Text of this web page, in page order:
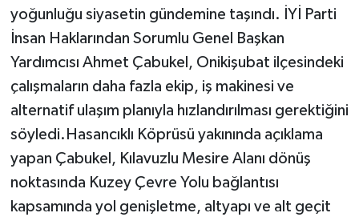
yoğunluğu siyasetin gündemine taşındı. İYİ Parti
İnsan Haklarından Sorumlu Genel Başkan
Yardımcısı Ahmet Çabukel, Onikişubat ilçesindeki
çalışmaların daha fazla ekip, iş makinesi ve
alternatif ulaşım planıyla hızlandırılması gerektiğini
söyledi.Hasancıklı Köprüsü yakınında açıklama
yapan Çabukel, Kılavuzlu Mesire Alanı dönüş
noktasında Kuzey Çevre Yolu bağlantısı
kapsamında yol genişletme, altyapı ve alt geçit
OTOMOTİV
TEKNOLOJİ
YAŞAM
KÜLTÜR SANAT